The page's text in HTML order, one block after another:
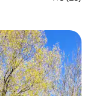
aimés